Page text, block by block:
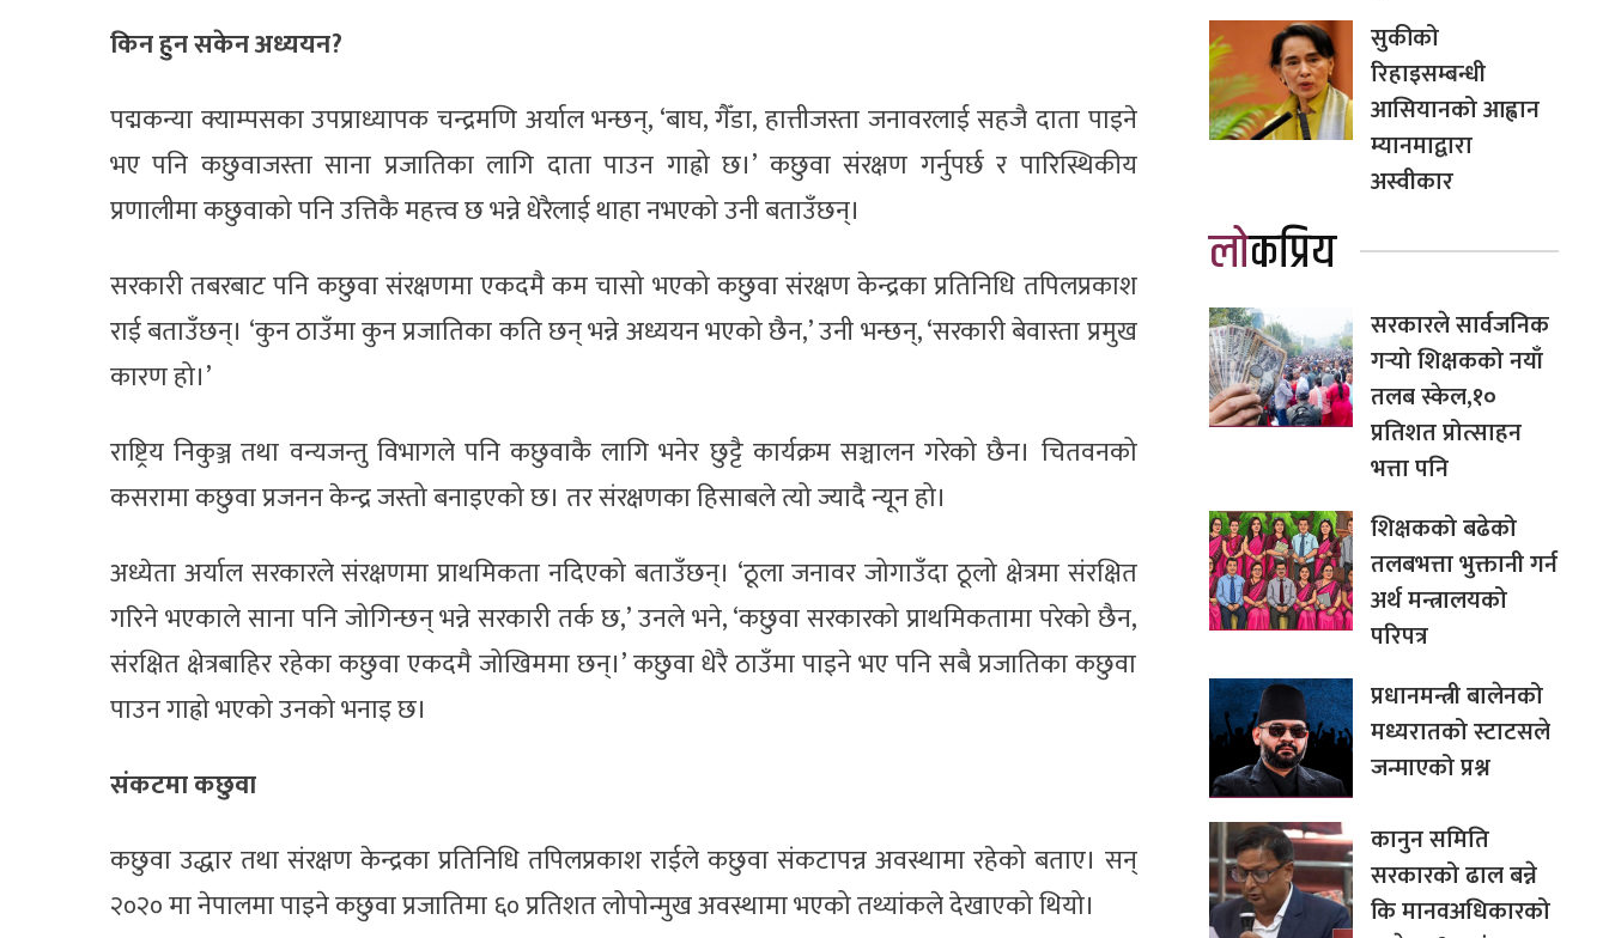
किन हुन सकेन अध्ययन?
पद्मकन्या क्याम्पसका उपप्राध्यापक चन्द्रमणि अर्याल भन्छन्, ‘बाघ, गैँडा, हात्तीजस्ता जनावरलाई सहजै दाता पाइने
भए पनि कछुवाजस्ता साना प्रजातिका लागि दाता पाउन गाह्रो छ।’ कछुवा संरक्षण गर्नुपर्छ र पारिस्थिकीय
प्रणालीमा कछुवाको पनि उत्तिकै महत्त्व छ भन्ने धेरैलाई थाहा नभएको उनी बताउँछन्।
सरकारी तबरबाट पनि कछुवा संरक्षणमा एकदमै कम चासो भएको कछुवा संरक्षण केन्द्रका प्रतिनिधि तपिलप्रकाश
राई बताउँछन्। ‘कुन ठाउँमा कुन प्रजातिका कति छन् भन्ने अध्ययन भएको छैन,’ उनी भन्छन्, ‘सरकारी बेवास्ता प्रमुख
कारण हो।’
राष्ट्रिय निकुञ्ज तथा वन्यजन्तु विभागले पनि कछुवाकै लागि भनेर छुट्टै कार्यक्रम सञ्चालन गरेको छैन। चितवनको
कसरामा कछुवा प्रजनन केन्द्र जस्तो बनाइएको छ। तर संरक्षणका हिसाबले त्यो ज्यादै न्यून हो।
अध्येता अर्याल सरकारले संरक्षणमा प्राथमिकता नदिएको बताउँछन्। ‘ठूला जनावर जोगाउँदा ठूलो क्षेत्रमा संरक्षित
गरिने भएकाले साना पनि जोगिन्छन् भन्ने सरकारी तर्क छ,’ उनले भने, ‘कछुवा सरकारको प्राथमिकतामा परेको छैन,
संरक्षित क्षेत्रबाहिर रहेका कछुवा एकदमै जोखिममा छन्।’ कछुवा धेरै ठाउँमा पाइने भए पनि सबै प्रजातिका कछुवा
पाउन गाह्रो भएको उनको भनाइ छ।
संकटमा कछुवा
कछुवा उद्धार तथा संरक्षण केन्द्रका प्रतिनिधि तपिलप्रकाश राईले कछुवा संकटापन्न अवस्थामा रहेको बताए। सन्
२०२० मा नेपालमा पाइने कछुवा प्रजातिमा ६० प्रतिशत लोपोन्मुख अवस्थामा भएको तथ्यांकले देखाएको थियो।
सुकीको
रिहाइसम्बन्धी
आसियानको आह्वान
म्यानमाद्वारा
अस्वीकार
लोकप्रिय
सरकारले सार्वजनिक
गर्‍यो शिक्षकको नयाँ
तलब स्केल,१०
प्रतिशत प्रोत्साहन
भत्ता पनि
शिक्षकको बढेको
तलबभत्ता भुक्तानी गर्न
अर्थ मन्त्रालयको
परिपत्र
प्रधानमन्त्री बालेनको
मध्यरातको स्टाटसले
जन्माएको प्रश्न
कानुन समिति
सरकारको ढाल बन्ने
कि मानवअधिकारको